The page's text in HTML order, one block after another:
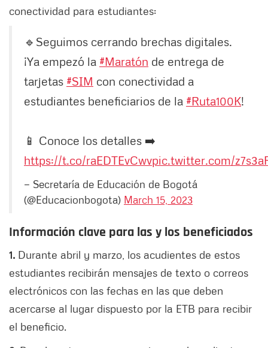
conectividad para estudiantes:
🔹Seguimos cerrando brechas digitales.
¡Ya empezó la #Maratón de entrega de
tarjetas #SIM con conectividad a
estudiantes beneficiarios de la #Ruta100K!
📱 Conoce los detalles ➡️
https://t.co/raEDTEvCwvpic.twitter.com/
— Secretaría de Educación de Bogotá
(@Educacionbogota) March 15, 2023
Información clave para las y los beneficiados
1. Durante abril y marzo, los acudientes de estos
estudiantes recibirán mensajes de texto o correos
electrónicos con las fechas en las que deben
acercarse al lugar dispuesto por la ETB para recibir
el beneficio.